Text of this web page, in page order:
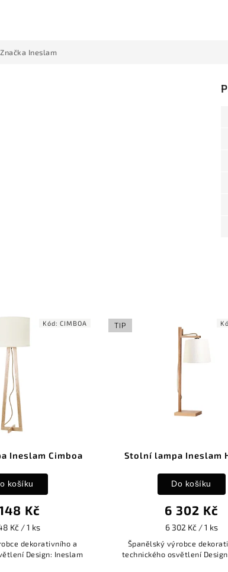
Značka Ineslam
Ineslam Cimboa
Kč
Kč / 1 ks
košíku
dekorativního a
Design: Ineslam
Kód: CIMBOA TIP
Stolní lampa Ineslam
6 302 Kč
6 302 Kč / 1 ks
Do košíku
Španělský výrobce
technického osvětlení